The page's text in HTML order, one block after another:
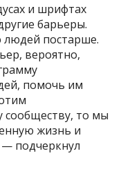
и шрифтах
барьеры.
людей постарше.
вероятно,
помочь им
сообществу, то мы
жизнь и
— подчеркнул